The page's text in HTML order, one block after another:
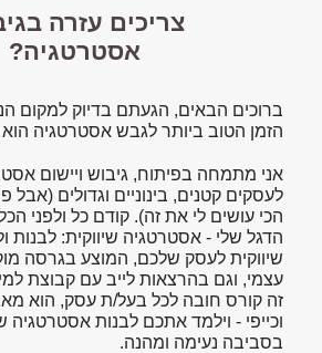
צריכים עזרה
אסטרטגיה?
ברוכים הבאים, הגעתם בדיוק למקום
הזמן הטוב ביותר לגבש אסטרטגיה
אני מתמחה בפיתוח, גיבוש ויישום
לעסקים קטנים, בינוניים וגדולים (אבל
הכי עושים לי את זה). קודם כל ולפני
הדגל שלי - אסטרטגיה שיווקית: לבנות
שיווקית לעסק שלכם, המוצע בגרסה
עצמי, וגם בהרצאות לייב עם קבוצת
זה קורס חובה לכל בעל/ת עסק, הוא
וכייפי - וילמד אתכם לבנות אסטרטגיה
בסביבה נעימה ומהנה.